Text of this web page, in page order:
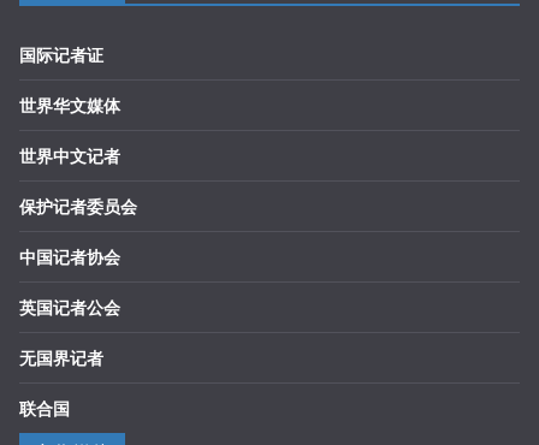
国际记者证
世界华文媒体
世界中文记者
保护记者委员会
中国记者协会
英国记者公会
无国界记者
联合国